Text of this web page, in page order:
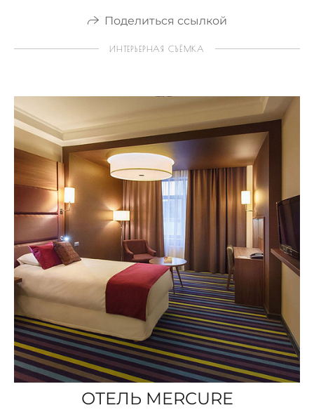
Поделиться ссылкой
ИНТЕРЬЕРНАЯ СЪЁМКА
ОТЕЛЬ MERCURE